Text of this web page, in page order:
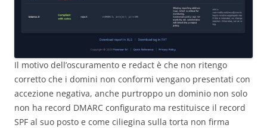
Il motivo dell’oscuramento e redact è che non ritengo
corretto che i domini non conformi vengano presentati con
accezione negativa, anche purtroppo un dominio non solo
non ha record DMARC configurato ma restituisce il record
SPF al suo posto e come ciliegina sulla torta non firma